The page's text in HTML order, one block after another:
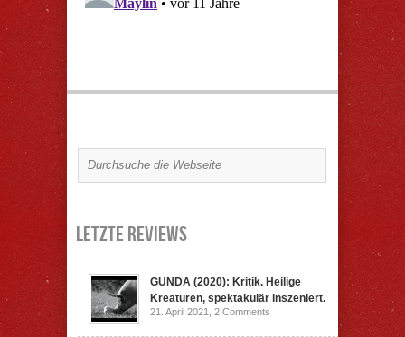
Letzte Reviews
GUNDA (2020): Kritik. Heilige
Kreaturen, spektakulär inszeniert.
21. April 2021, 2 Comments